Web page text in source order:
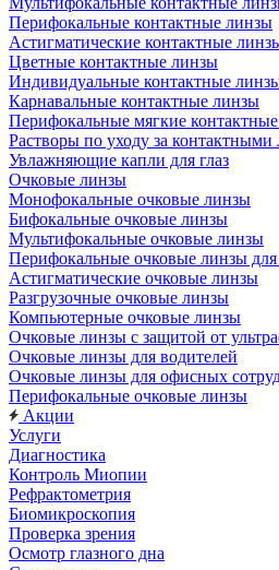
Перифокальные контактные линзы
Астигматические контактные
Цветные контактные линзы
Индивидуальные контактные
Карнавальные контактные линзы
Перифокальные мягкие
Растворы по уходу за контактными
Увлажняющие капли для глаз
Очковые линзы
Монофокальные очковые линзы
Бифокальные очковые линзы
Мультифокальные очковые линзы
Перифокальные очковые линзы для
Астигматические очковые линзы
Разгрузочные очковые линзы
Компьютерные очковые линзы
Очковые линзы с защитой от
Очковые линзы для водителей
Очковые линзы для офисных
Перифокальные очковые линзы
Акции
Услуги
Диагностика
Контроль Миопии
Рефрактометрия
Биомикроскопия
Проверка зрения
Осмотр глазного дна